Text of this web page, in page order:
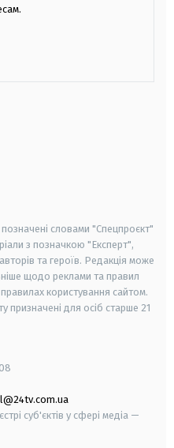
позначені словами "Спецпроєкт"
з позначкою "Експерт",
та героїв. Редакція може
щодо реклами та правил
користування сайтом.
призначені для осіб старше 21
суб'єктів у сфері медіа —